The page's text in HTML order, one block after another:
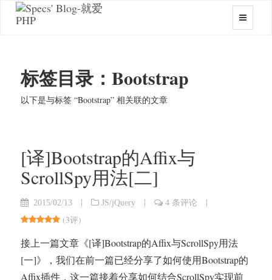
标签目录：Bootstrap
以下是与标签 “Bootstrap” 相关联的文章
[译]Bootstrap的Affix与
ScrollSpy用法[二]
2015/02/13 | JS/jQuery | 4 条评论
|
(3评)
接上一篇文章《[译]Bootstrap的Affix与ScrollSpy用法
[一]》，我们在前一篇已经分享了如何使用Bootstrap的
Affix插件，这一篇接着分享如何结合ScrollSpy实现前